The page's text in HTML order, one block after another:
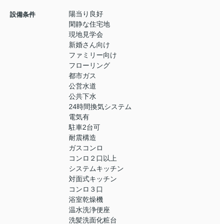
設備条件
陽当り良好
閑静な住宅地
現地見学会
新婚さん向け
ファミリー向け
フローリング
都市ガス
公営水道
公共下水
24時間換気システム
電気有
駐車2台可
耐震構造
ガスコンロ
コンロ２口以上
システムキッチン
対面式キッチン
コンロ３口
浴室乾燥機
温水洗浄便座
洗髪洗面化粧台